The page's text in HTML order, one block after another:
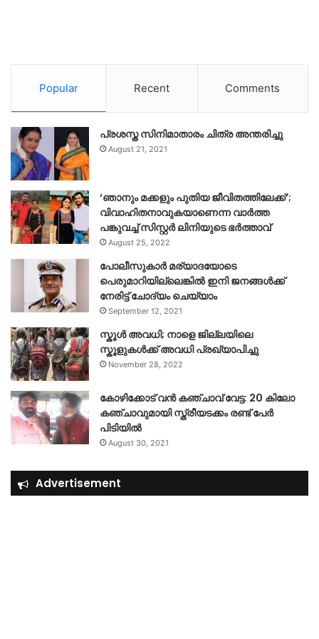
Popular Recent Comments
പ്രശസ്ത സിനിമാതാരം ചിത്ര അന്തരിച്ചു
August 21, 2021
‘ഞാനും മക്കളും പുതിയ ജീവിതത്തിലേക്ക്’;
വിവാഹിതനാവുകയാണെന്ന വാർത്ത
പങ്കുവച്ച് സിസ്റ്റർ ലിനിയുടെ ഭർത്താവ്
August 25, 2022
പോലീസുകാര്‍ മര്യാദയോടെ
പെരുമാറിയില്ലെങ്കില്‍ ഇനി ജനങ്ങള്‍ക്ക്
നേരിട്ട് ചോദ്യം ചെയ്യാം
September 12, 2021
സ്കൂൾ അവധി; നാളെ ജില്ലയിലെ
സ്കൂളുകൾക്ക് അവധി പ്രഖ്യാപിച്ചു
November 28, 2022
കോഴിക്കോട് വൻ കഞ്ചാവ് വേട്ട: 20 കിലോ
കഞ്ചാവുമായി സ്ത്രീയടക്കം രണ്ട് പേർ
പിടിയിൽ
August 30, 2021
Advertisement